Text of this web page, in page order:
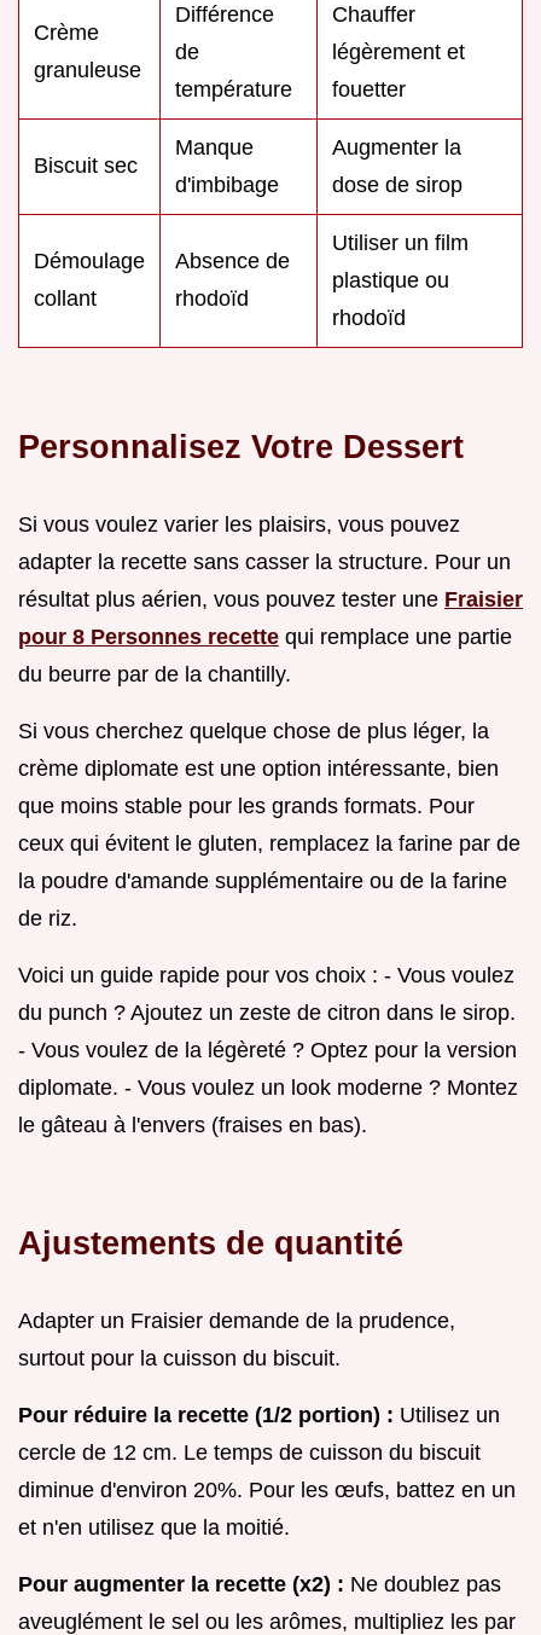
Crème
granuleuse
Différence
de
température
Chauffer
légèrement et
fouetter
Biscuit sec
Manque
d'imbibage
Augmenter la
dose de sirop
Démoulage
collant
Absence de
rhodoïd
Utiliser un film
plastique ou
rhodoïd
Personnalisez Votre Dessert
Si vous voulez varier les plaisirs, vous pouvez
adapter la recette sans casser la structure. Pour un
résultat plus aérien, vous pouvez tester une Fraisier
pour 8 Personnes recette qui remplace une partie
du beurre par de la chantilly.
Si vous cherchez quelque chose de plus léger, la
crème diplomate est une option intéressante, bien
que moins stable pour les grands formats. Pour
ceux qui évitent le gluten, remplacez la farine par de
la poudre d'amande supplémentaire ou de la farine
de riz.
Voici un guide rapide pour vos choix : - Vous voulez
du punch ? Ajoutez un zeste de citron dans le sirop.
- Vous voulez de la légèreté ? Optez pour la version
diplomate. - Vous voulez un look moderne ? Montez
le gâteau à l'envers (fraises en bas).
Ajustements de quantité
Adapter un Fraisier demande de la prudence,
surtout pour la cuisson du biscuit.
Pour réduire la recette (1/2 portion) : Utilisez un
cercle de 12 cm. Le temps de cuisson du biscuit
diminue d'environ 20%. Pour les œufs, battez en un
et n'en utilisez que la moitié.
Pour augmenter la recette (x2) : Ne doublez pas
aveuglément le sel ou les arômes, multipliez les par